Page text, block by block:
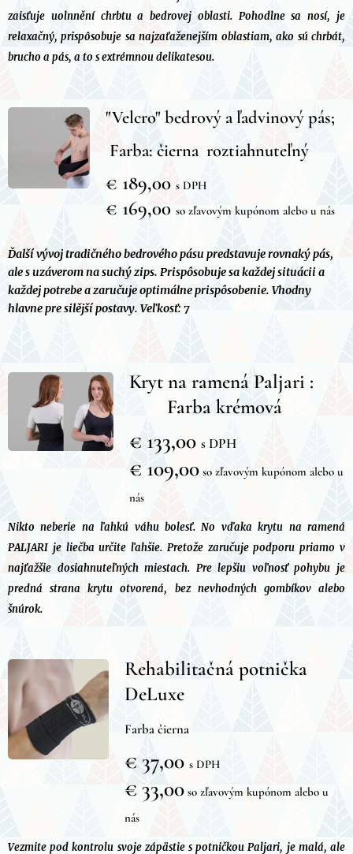
zaisťuje uolnnění chrbtu a bedrovej oblasti. Pohodlne sa nosí, je
relaxačný, prispôsobuje sa najzaťaženejším oblastiam, ako sú chrbát,
brucho a pás, a to s extrémnou delikatesou.
"Velcro" bedrový a ľadvinový pás;
Farba: čierna roztiahnuteľný
€ 189,00 s DPH
€ 169,00 so zľavovým kupónom alebo u nás
Ďalší vývoj tradičného bedrového pásu predstavuje rovnaký pás,
ale s uzáverom na suchý zips. Prispôsobuje sa každej situácii a
každej potrebe a zaručuje optimálne prispôsobenie. Vhodny
hlavne pre silější postavy. Veľkosť: 7
Kryt na ramená Paljari :
Farba krémová
€ 133,00 s DPH
€ 109,00 so zľavovým kupónom alebo u
nás
Nikto neberie na ľahkú váhu bolesť. No vďaka krytu na ramená
PALJARI je liečba určite ľahšie. Pretože zaručuje podporu priamo v
najťažšie dosiahnuteľných miestach. Pre lepšiu voľnosť pohybu je
predná strana krytu otvorená, bez nevhodných gombíkov alebo
šnúrok.
Rehabilitačná potnička
DeLuxe
Farba čierna
€ 37,00 s DPH
€ 33,00 so zľavovým kupónom alebo u
nás
Vezmite pod kontrolu svoje zápästie s potničkou Paljari, je malá, ale